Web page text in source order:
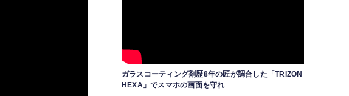
ガラスコーティング剤歴8年の匠が調合した「TRIZON
HEXA」でスマホの画面を守れ